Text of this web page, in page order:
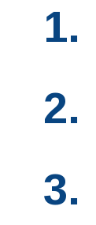
1.
2.
3.